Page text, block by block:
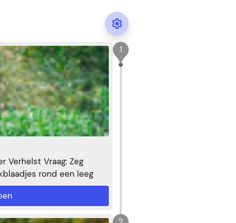

Verhelst Vraag: Zeg
rond een leeg
vrouw staat staalplaten
deels gespierd en
1